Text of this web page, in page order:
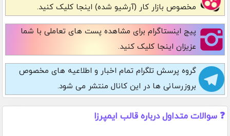
مخصوص بازار کار (آرشیو شده) اینجا کلیک کنید.
پیج اینستاگرام برای مشاهده پست های تعاملی با شما
عزیزان اینجا کلیک کنید.
گروه پرسش تلگرام تمام اخبار و اطلاعیه های مخصوص
بروزرسانی ها در این کانال منتشر می شود.
❓ سوالات متداول درباره قالب ایمپرزا